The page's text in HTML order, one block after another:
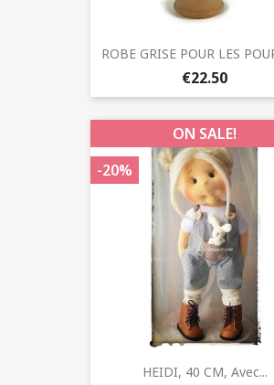
ROBE GRISE POUR LES
€22.50
HEIDI, 40 CM, Avec...
ON SALE!
-20%